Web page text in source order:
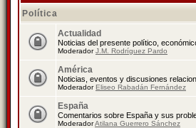
Política
Actualidad
Noticias del presente político,
ModeradorJ.M. Rodríguez Pardo
América
Noticias, eventos y discusiones
ModeradorEliseo Rabadán Fernández
España
Comentarios sobre España y sus
ModeradorAtilana Guerrero Sánchez